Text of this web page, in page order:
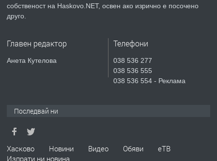
ПРЕДЛАГА
Продавам парцел в гр. Хасково кв.
СГЛОБЯВАНЕ НА МЕБЕЛИ.
апартамент под наем в кв.
собственост на Haskovo.NET, освен ако изрично е посочено
друго.
Главен редактор
Анета Кутелова
Телефони
038 536 277
038 536 555
038 536 554 - Реклама
Последвай ни
Хасково Новини Видео Обяви
еТВ
Изпрати ни новина